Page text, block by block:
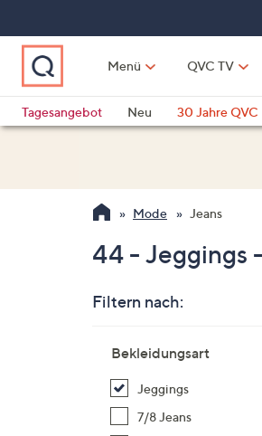
springen
Menü QVC TV
Tagesangebot
Neu 30 Jahre QVC
Mode Jeans
44 - Jeggings
Filtern nach:
Produktliste
Bekleidungsart
Jeggings
7/8 Jeans